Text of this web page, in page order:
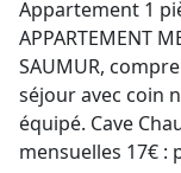
Appartement 1
APPARTEMENT
SAUMUR,
séjour avec coin
équipé. Cave
mensuelles 17€